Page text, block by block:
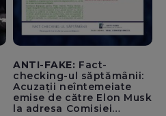
ANTI-FAKE: Fact-
checking-ul săptămânii:
Acuzații neîntemeiate
emise de către Elon Musk
la adresa Comisiei